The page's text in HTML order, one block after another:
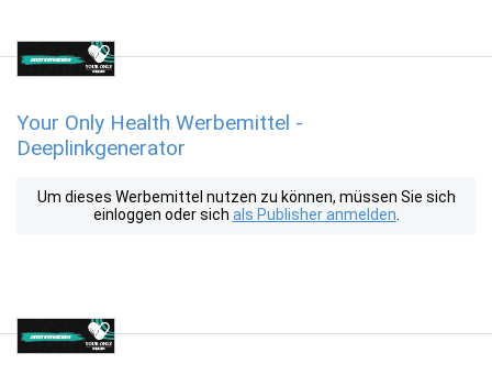
Your Only Health Werbemittel -
Deeplinkgenerator
Um dieses Werbemittel nutzen zu können, müssen Sie sich
einloggen oder sich als Publisher anmelden